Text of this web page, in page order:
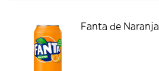
Fanta de Naranja